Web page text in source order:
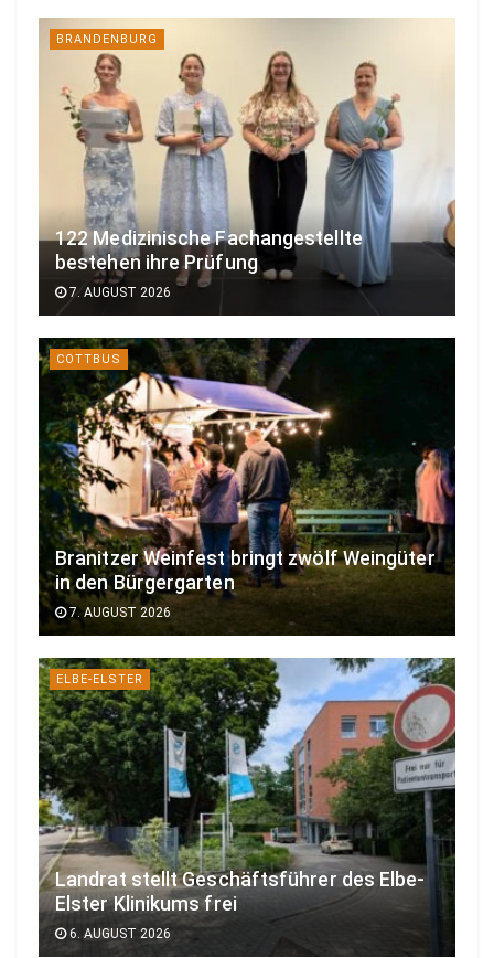
BRANDENBURG
122 Medizinische Fachangestellte
bestehen ihre Prüfung
7. AUGUST 2026
COTTBUS
Branitzer Weinfest bringt zwölf Weingüter
in den Bürgergarten
7. AUGUST 2026
ELBE-ELSTER
Landrat stellt Geschäftsführer des Elbe-
Elster Klinikums frei
6. AUGUST 2026